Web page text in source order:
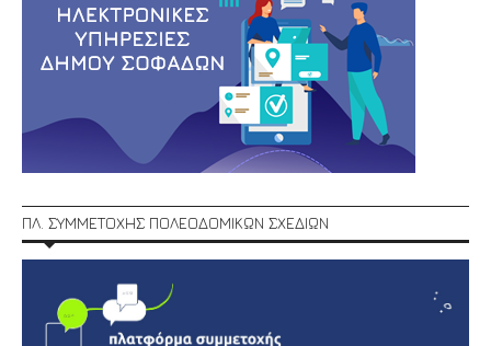
ΠΛ. ΣΥΜΜΕΤΟΧΗΣ ΠΟΛΕΟΔΟΜΙΚΩΝ ΣΧΕΔΙΩΝ